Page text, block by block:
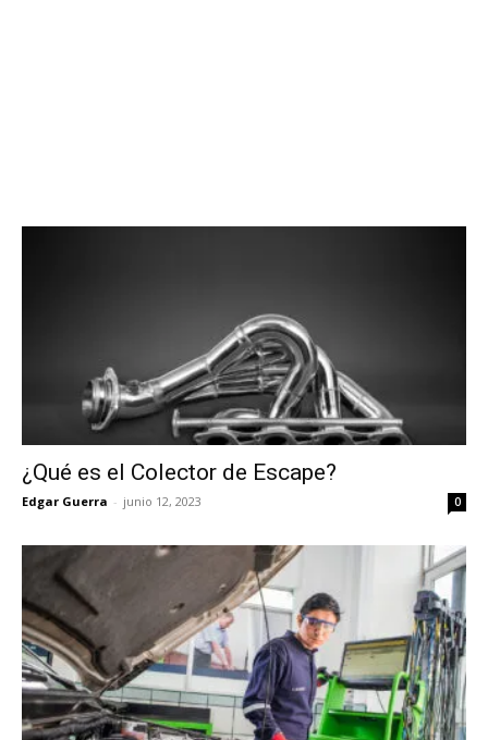
¿Qué es el Colector de Escape?
Edgar Guerra - junio 12, 2023 0